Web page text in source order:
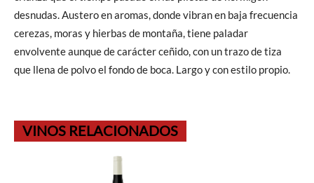
desnudas. Austero en aromas, donde vibran en baja frecuencia
cerezas, moras y hierbas de montaña, tiene paladar
envolvente aunque de carácter ceñido, con un trazo de tiza
que llena de polvo el fondo de boca. Largo y con estilo propio.
VINOS RELACIONADOS